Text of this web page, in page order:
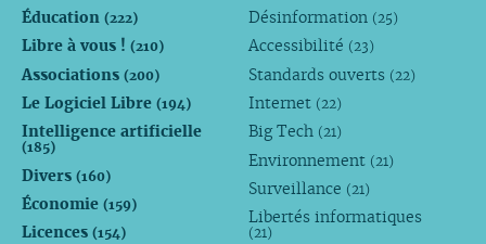
Éducation (222)
Libre à vous ! (210)
Associations (200)
Le Logiciel Libre (194)
Intelligence artificielle
(185)
Divers (160)
Économie (159)
Licences (154)
Désinformation (25)
Accessibilité (23)
Standards ouverts (22)
Internet (22)
Big Tech (21)
Environnement (21)
Surveillance (21)
Libertés informatiques
(21)